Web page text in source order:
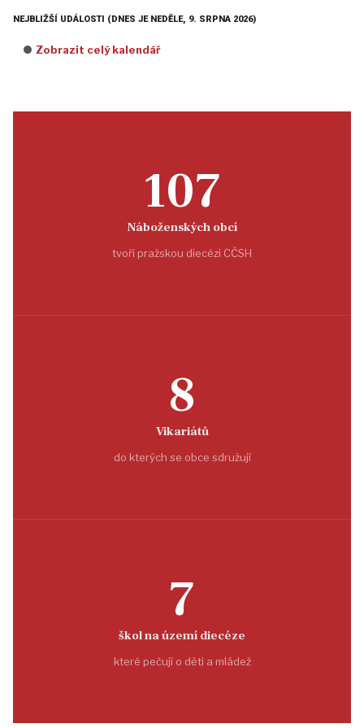
NEJBLIŽŠÍ UDÁLOSTI (DNES JE NEDĚLE, 9. SRPNA 2026)
Zobrazit celý kalendář
107
Náboženských obcí
tvoří pražskou diecézi CČSH
8
Vikariátů
do kterých se obce sdružují
7
škol na území diecéze
které pečují o děti a mládež